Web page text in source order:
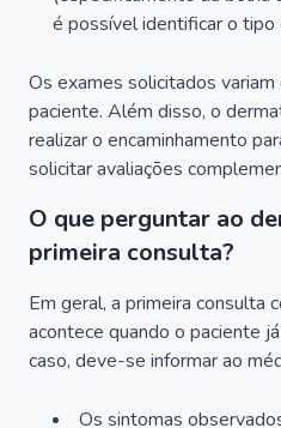
é possível identificar o tipo
Os exames solicitados variam
paciente. Além disso, o
realizar o encaminhamento
solicitar avaliações
O que perguntar ao
primeira consulta?
Em geral, a primeira consulta
acontece quando o paciente
caso, deve-se informar ao
Os sintomas